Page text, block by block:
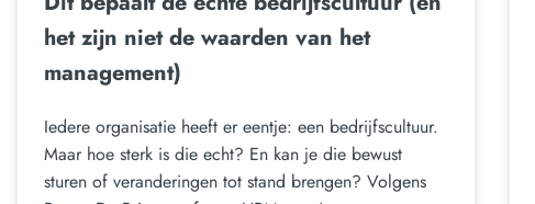
het zijn niet de waarden van het
management)
Iedere organisatie heeft er eentje: een bedrijfscultuur.
Maar hoe sterk is die echt? En kan je die bewust
sturen of veranderingen tot stand brengen? Volgens